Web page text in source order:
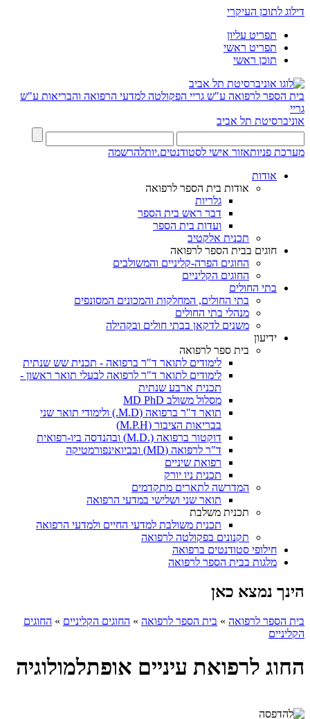
דילוג לתוכן העיקרי
תפריט עליון
תפריט ראשי
תוכן ראשי
בית הספר לרפואה ע"ש גריי הפקולטה למדעי הרפואה והבריאות ע"ש
גריי
אוניברסיטת תל אביב
מערכת פניותאזור אישי לסטודנטים.יותלהרשמה
אודות
אודות בית הספר לרפואה
גלריות
דבר ראש בית הספר
ועדות בית הספר
תכנית אלקטיב
חוגים בבית הספר לרפואה
החוגים הפרה-קליניים והמשולבים
החוגים הקליניים
בתי החולים
בתי החולים, המחלקות והמכונים המסונפים
מנהלי בתי החולים
משנים לדקאן בבתי חולים ובקהילה
ידיעון
בית ספר לרפואה
לימודים לתואר ד"ר ברפואה - תכנית שש שנתית
לימודים לתואר ד"ר לרפואה לבעלי תואר ראשון -
תכנית ארבע שנתית
מסלול משולב MD PhD
תואר ד"ר ברפואה (M.D.) ולימודי תואר שני
בבריאות הציבור (M.P.H)
דוקטור ברפואה (.M.D) ובהנדסה ביו-רפואית
ד"ר לרפואה (MD) ובביואינפורמטיקה
רפואת שיניים
תכנית ניו יורק
המדרשה לתארים מתקדמים
תואר שני ושלישי במדעי הרפואה
תכנית משלבת
תכנית משולבת למדעי החיים ולמדעי הרפואה
תקנונים בפקולטה לרפואה
חילופי סטודנטים ברפואה
מלגות בבית הספר לרפואה
הינך נמצא כאן
בית הספר לרפואה » בית הספר לרפואה » החוגים הקליניים » החוגים
הקליניים
החוג לרפואת עיניים אופתלמולוגיה